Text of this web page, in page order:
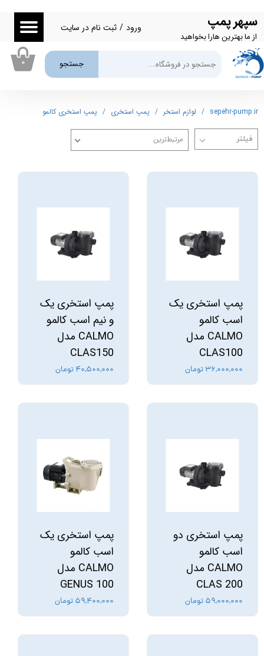
سپهر پمپ
از ما بهترین هارا بخواهید
جستجو
ورود / ثبت نام در سایت
حساب کاربری من
تغییر گذر واژه
سفارشات
خروج از حساب کاربری
۰
sepehr-pump.ir لوازم استخر پمپ استخری پمپ استخری کالمو
مرتبط‌ترین
پمپ استخری یک
اسب کالمو
CALMO مدل
CLAS100
۳۶,۰۰۰,۰۰۰ تومان
پمپ استخری یک
و نیم اسب کالمو
CALMO مدل
CLAS150
۴۰,۵۰۰,۰۰۰ تومان
پمپ استخری دو
اسب کالمو
CALMO مدل
CLAS 200
۵۹,۰۰۰,۰۰۰ تومان
پمپ استخری یک
اسب کالمو
CALMO مدل
GENUS 100
۵۹,۴۰۰,۰۰۰ تومان